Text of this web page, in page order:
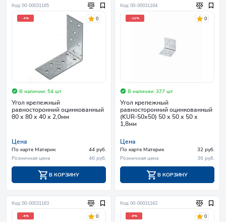
Код: 00-00031165
-4% 0
В наличии: 54 шт
Угол крепежный
равносторонний оцинкованный
80 х 80 х 40 х 2,0мм
Цена
По карте Материк
44 руб.
Розничная цена
46 руб.
В КОРЗИНУ
Код: 00-00031164
-11% 0
В наличии: 377 шт
Угол крепежный
равносторонний оцинкованный
(KUR-50х50) 50 х 50 х 50 х
1,8мм
Цена
По карте Материк
32 руб.
Розничная цена
36 руб.
В КОРЗИНУ
Код: 00-00031163
-6% 0
Код: 00-00031162
-8% 0